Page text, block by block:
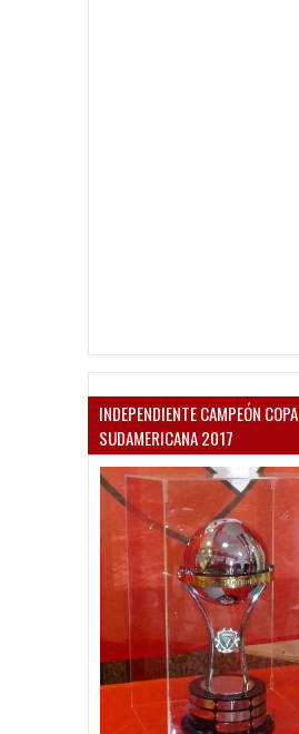
INDEPENDIENTE CAMPEÓN COPA
SUDAMERICANA 2017